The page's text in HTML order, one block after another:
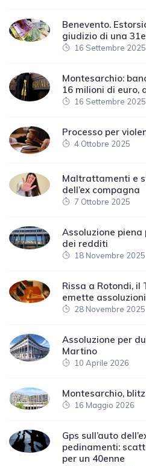
Benevento.
giudizio di una
16 Settembre 2025
Montesarchio:
16 milioni di euro,
16 Settembre 2025
Processo per
4 Ottobre 2025
Maltrattamenti e
dell’ex compagna
7 Ottobre 2025
Assoluzione
dei redditi
18 Novembre 2025
Rissa a Rotondi, il
emette
28 Novembre 2025
Assoluzione per
Martino
10 Aprile 2026
Montesarchio,
16 Maggio 2026
Gps sull’auto
pedinamenti:
per un 40enne